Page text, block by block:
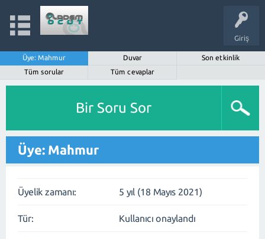
Giriş
Üye: Mahmur Duvar
Son etkinlik
Tüm sorular
Tüm cevaplar
Bir Soru Sor
Üye: Mahmur
Üyelik zamanı: 5 yıl (18 Mayıs 2021)
Tür: Kullanıcı onaylandı